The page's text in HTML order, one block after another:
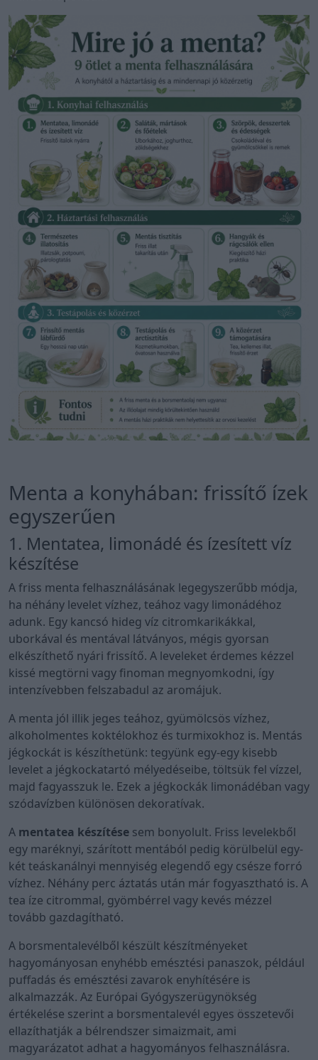
Menta a konyhában: frissítő ízek
egyszerűen
1. Mentatea, limonádé és ízesített víz
készítése
A friss menta felhasználásának legegyszerűbb módja,
ha néhány levelet vízhez, teához vagy limonádéhoz
adunk. Egy kancsó hideg víz citromkarikákkal,
uborkával és mentával látványos, mégis gyorsan
elkészíthető nyári frissítő. A leveleket érdemes kézzel
kissé megtörni vagy finoman megnyomkodni, így
intenzívebben felszabadul az aromájuk.
A menta jól illik jeges teához, gyümölcsös vízhez,
alkoholmentes koktélokhoz és turmixokhoz is. Mentás
jégkockát is készíthetünk: tegyünk egy-egy kisebb
levelet a jégkockatartó mélyedéseibe, töltsük fel vízzel,
majd fagyasszuk le. Ezek a jégkockák limonádéban vagy
szódavízben különösen dekoratívak.
A mentatea készítése sem bonyolult. Friss levelekből
egy maréknyi, szárított mentából pedig körülbelül egy-
két teáskanálnyi mennyiség elegendő egy csésze forró
vízhez. Néhány perc áztatás után már fogyasztható is. A
tea íze citrommal, gyömbérrel vagy kevés mézzel
tovább gazdagítható.
A borsmentalevélből készült készítményeket
hagyományosan enyhébb emésztési panaszok, például
puffadás és emésztési zavarok enyhítésére is
alkalmazzák. Az Európai Gyógyszerügynökség
értékelése szerint a borsmentalevél egyes összetevői
ellazíthatják a bélrendszer simaizmait, ami
magyarázatot adhat a hagyományos felhasználásra.